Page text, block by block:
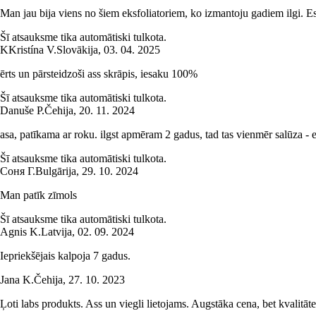
Man jau bija viens no šiem eksfoliatoriem, ko izmantoju gadiem ilgi.
Šī atsauksme tika automātiski tulkota.
KKristína V.Slovākija, 03. 04. 2025
ērts un pārsteidzoši ass skrāpis, iesaku 100%
Šī atsauksme tika automātiski tulkota.
Danuše P.Čehija, 20. 11. 2024
asa, patīkama ar roku. ilgst apmēram 2 gadus, tad tas vienmēr salūza
Šī atsauksme tika automātiski tulkota.
Соня Г.Bulgārija, 29. 10. 2024
Man patīk zīmols
Šī atsauksme tika automātiski tulkota.
Agnis K.Latvija, 02. 09. 2024
Iepriekšējais kalpoja 7 gadus.
Jana K.Čehija, 27. 10. 2023
Ļoti labs produkts. Ass un viegli lietojams. Augstāka cena, bet